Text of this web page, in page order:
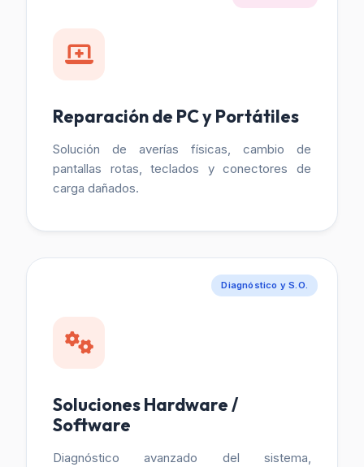
Reparación de PC y Portátiles
Solución de averías físicas, cambio de
pantallas rotas, teclados y conectores de
carga dañados.
Diagnóstico y S.O.
Soluciones Hardware /
Software
Diagnóstico avanzado del sistema,